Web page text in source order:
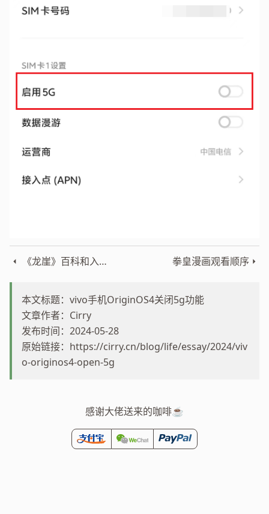
《龙崖》百科和入门攻略 拳皇漫画观看顺序
本文标题：vivo手机OriginOS4关闭5g功能
文章作者：Cirry
发布时间：2024-05-28
原始链接： https://cirry.cn/blog/life/essay/2024/viv
o-originos4-open-5g
感谢大佬送来的咖啡☕